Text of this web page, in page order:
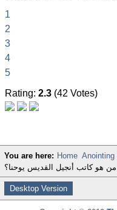
1
2
3
4
5
Rating: 2.3 (42 Votes)
You are here: Home Anointing
Desktop Version